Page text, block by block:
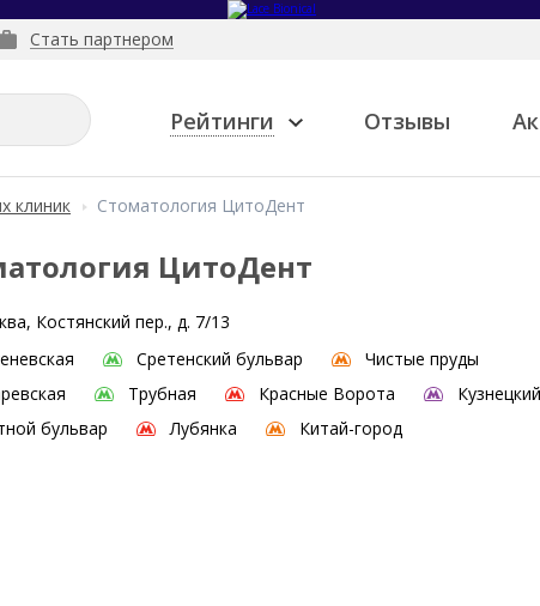
Стать партнером
Рейтинги Отзывы
клиник Стоматология ЦитоДент
ЦитоДент
Костянский пер., д. 7/13
Сретенский бульвар
Чистые пруды
Трубная Красные Ворота
бульвар
Лубянка Китай-город